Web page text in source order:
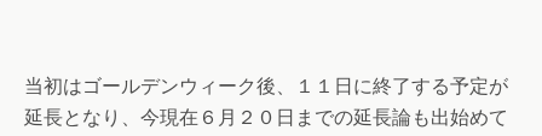
当初はゴールデンウィーク後、１１日に終了する予定が
延長となり、今現在６月２０日までの延長論も出始めて